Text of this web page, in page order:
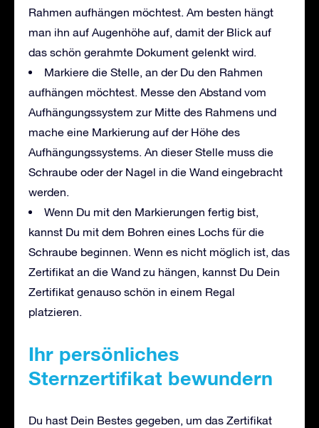
Rahmen aufhängen möchtest. Am besten hängt
man ihn auf Augenhöhe auf, damit der Blick auf
das schön gerahmte Dokument gelenkt wird.
Markiere die Stelle, an der Du den Rahmen
aufhängen möchtest. Messe den Abstand vom
Aufhängungssystem zur Mitte des Rahmens und
mache eine Markierung auf der Höhe des
Aufhängungssystems. An dieser Stelle muss die
Schraube oder der Nagel in die Wand eingebracht
werden.
Wenn Du mit den Markierungen fertig bist,
kannst Du mit dem Bohren eines Lochs für die
Schraube beginnen. Wenn es nicht möglich ist, das
Zertifikat an die Wand zu hängen, kannst Du Dein
Zertifikat genauso schön in einem Regal
platzieren.
Ihr persönliches
Sternzertifikat bewundern
Du hast Dein Bestes gegeben, um das Zertifikat